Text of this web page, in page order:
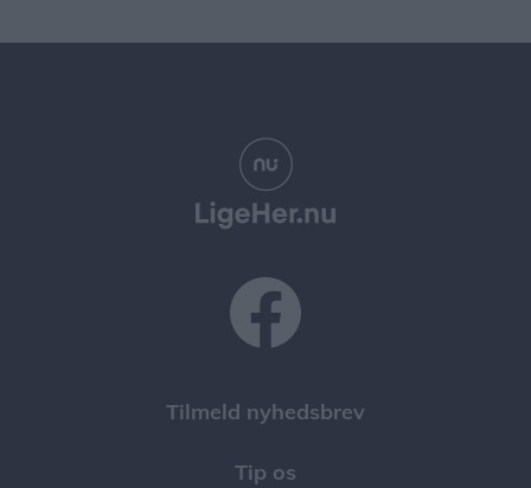
Tilmeld nyhedsbrev
Tip os